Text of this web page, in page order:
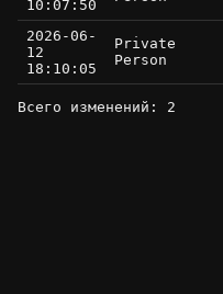
10:07:50
2026-06-
12
18:10:05
Private
Person
Всего изменений: 2